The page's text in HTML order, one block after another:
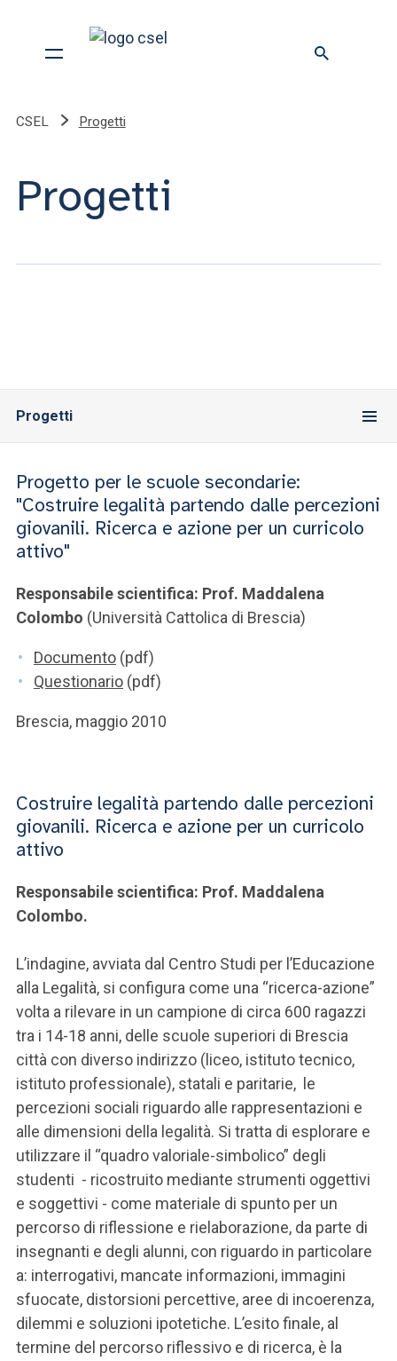
CSEL Progetti
Progetti
Progetti
Progetto per le scuole secondarie:
"Costruire legalità partendo dalle percezioni
giovanili. Ricerca e azione per un curricolo
attivo"
Responsabile scientifica: Prof. Maddalena
Colombo (Università Cattolica di Brescia)
Documento (pdf)
Questionario (pdf)
Brescia, maggio 2010
Costruire legalità partendo dalle percezioni
giovanili. Ricerca e azione per un curricolo
attivo
Responsabile scientifica: Prof. Maddalena
Colombo.
L’indagine, avviata dal Centro Studi per l’Educazione
alla Legalità, si configura come una “ricerca-azione”
volta a rilevare in un campione di circa 600 ragazzi
tra i 14-18 anni, delle scuole superiori di Brescia
città con diverso indirizzo (liceo, istituto tecnico,
istituto professionale), statali e paritarie, le
percezioni sociali riguardo alle rappresentazioni e
alle dimensioni della legalità. Si tratta di esplorare e
utilizzare il “quadro valoriale-simbolico” degli
studenti - ricostruito mediante strumenti oggettivi
e soggettivi - come materiale di spunto per un
percorso di riflessione e rielaborazione, da parte di
insegnanti e degli alunni, con riguardo in particolare
a: interrogativi, mancate informazioni, immagini
sfuocate, distorsioni percettive, aree di incoerenza,
dilemmi e soluzioni ipotetiche. L’esito finale, al
termine del percorso riflessivo e di ricerca, è la